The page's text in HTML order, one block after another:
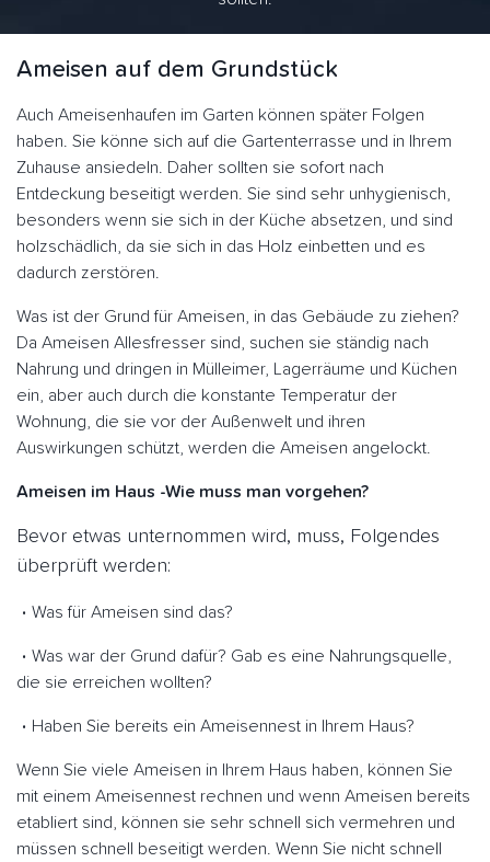
Ameisen auf dem Grundstück
Auch Ameisenhaufen im Garten können später Folgen
haben. Sie könne sich auf die Gartenterrasse und in Ihrem
Zuhause ansiedeln. Daher sollten sie sofort nach
Entdeckung beseitigt werden. Sie sind sehr unhygienisch,
besonders wenn sie sich in der Küche absetzen, und sind
holzschädlich, da sie sich in das Holz einbetten und es
dadurch zerstören.
Was ist der Grund für Ameisen, in das Gebäude zu ziehen?
Da Ameisen Allesfresser sind, suchen sie ständig nach
Nahrung und dringen in Mülleimer, Lagerräume und Küchen
ein, aber auch durch die konstante Temperatur der
Wohnung, die sie vor der Außenwelt und ihren
Auswirkungen schützt, werden die Ameisen angelockt.
Ameisen im Haus -Wie muss man vorgehen?
Bevor etwas unternommen wird, muss, Folgendes
überprüft werden:
Was für Ameisen sind das?
Was war der Grund dafür? Gab es eine Nahrungsquelle,
die sie erreichen wollten?
Haben Sie bereits ein Ameisennest in Ihrem Haus?
Wenn Sie viele Ameisen in Ihrem Haus haben, können Sie
mit einem Ameisennest rechnen und wenn Ameisen bereits
etabliert sind, können sie sehr schnell sich vermehren und
müssen schnell beseitigt werden. Wenn Sie nicht schnell